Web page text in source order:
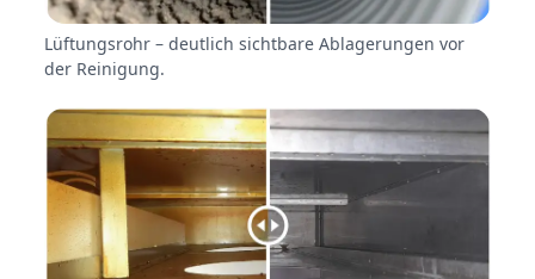
Lüftungsrohr – deutlich sichtbare Ablagerungen vor
der Reinigung.